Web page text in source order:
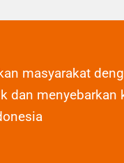
masyarakat
dan menyebarkan